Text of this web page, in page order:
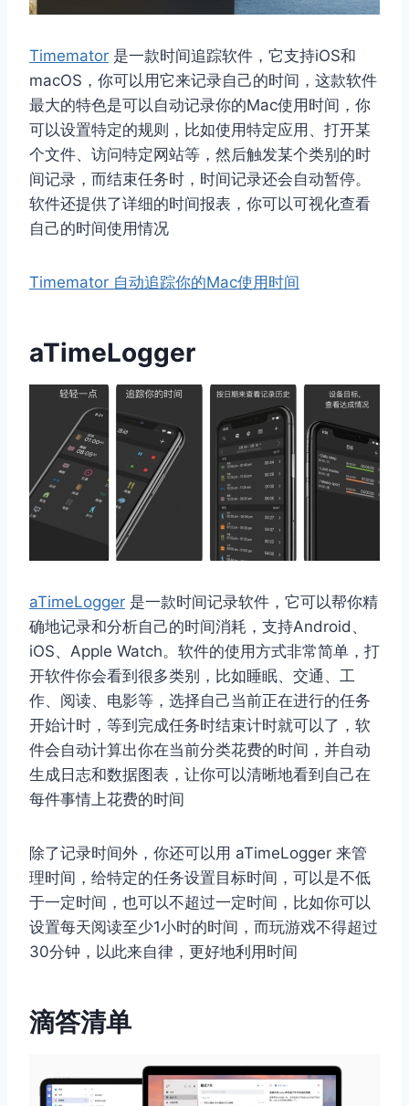
Timemator 是一款时间追踪软件，它支持iOS和
macOS，你可以用它来记录自己的时间，这款软件
最大的特色是可以自动记录你的Mac使用时间，你
可以设置特定的规则，比如使用特定应用、打开某
个文件、访问特定网站等，然后触发某个类别的时
间记录，而结束任务时，时间记录还会自动暂停。
软件还提供了详细的时间报表，你可以可视化查看
自己的时间使用情况
Timemator 自动追踪你的Mac使用时间
aTimeLogger
aTimeLogger 是一款时间记录软件，它可以帮你精
确地记录和分析自己的时间消耗，支持Android、
iOS、Apple Watch。软件的使用方式非常简单，打
开软件你会看到很多类别，比如睡眠、交通、工
作、阅读、电影等，选择自己当前正在进行的任务
开始计时，等到完成任务时结束计时就可以了，软
件会自动计算出你在当前分类花费的时间，并自动
生成日志和数据图表，让你可以清晰地看到自己在
每件事情上花费的时间
除了记录时间外，你还可以用 aTimeLogger 来管
理时间，给特定的任务设置目标时间，可以是不低
于一定时间，也可以不超过一定时间，比如你可以
设置每天阅读至少1小时的时间，而玩游戏不得超过
30分钟，以此来自律，更好地利用时间
滴答清单